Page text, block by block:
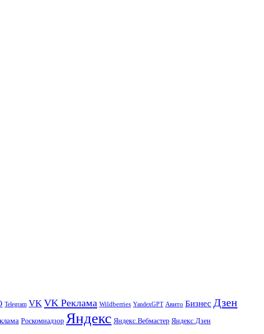
Telegram VK VK Реклама Wildberries YandexGPT Авито Бизнес Дзен
Роскомнадзор Яндекс Яндекс.Вебмастер Яндекс.Дзен